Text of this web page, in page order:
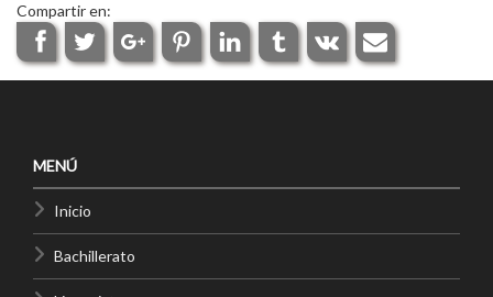
Compartir en:
MENÚ
Inicio
Bachillerato